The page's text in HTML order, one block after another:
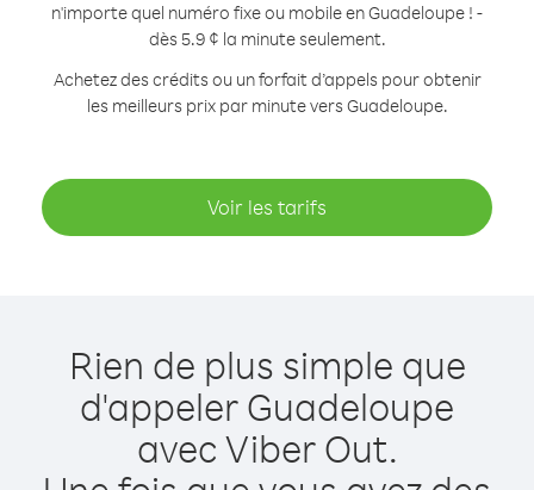
n'importe quel numéro fixe ou mobile en Guadeloupe ! -
dès 5.9 ¢ la minute seulement.
Achetez des crédits ou un forfait d’appels pour obtenir
les meilleurs prix par minute vers Guadeloupe.
Voir les tarifs
Rien de plus simple que
d'appeler Guadeloupe
avec Viber Out.